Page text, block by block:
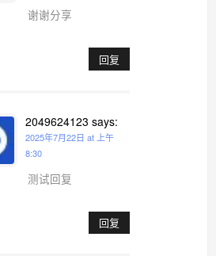
谢谢分享
回复
2049624123 says:
2025年7月22日 at 上午
8:30
测试回复
回复